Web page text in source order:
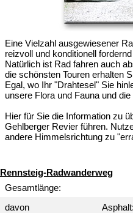
Eine Vielzahl ausgewiesener
reizvoll und konditionell
Natürlich ist Rad fahren auch
die schönsten Touren erhalten
Egal, wo Ihr "Drahtesel" Sie
unsere Flora und Fauna und
Hier für Sie die Information zu
Gehlberger Revier führen.
andere Himmelsrichtung zu
Rennsteig-Radwanderweg
Gesamtlänge:
davon